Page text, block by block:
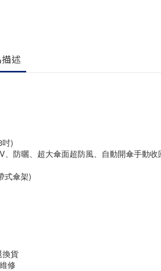
述
吋)
、防曬、超大傘面超防風、自動開傘手動收
式傘架)
換貨
修